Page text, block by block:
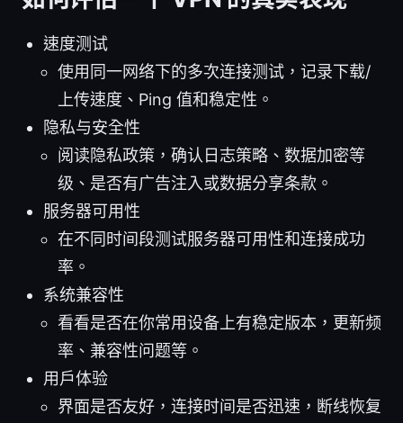
速度测试
使用同一网络下的多次连接测试，记录下载/
上传速度、Ping 值和稳定性。
隐私与安全性
阅读隐私政策，确认日志策略、数据加密等
级、是否有广告注入或数据分享条款。
服务器可用性
在不同时间段测试服务器可用性和连接成功
率。
系统兼容性
看看是否在你常用设备上有稳定版本，更新频
率、兼容性问题等。
用户体验
界面是否友好，连接时间是否迅速，断线恢复